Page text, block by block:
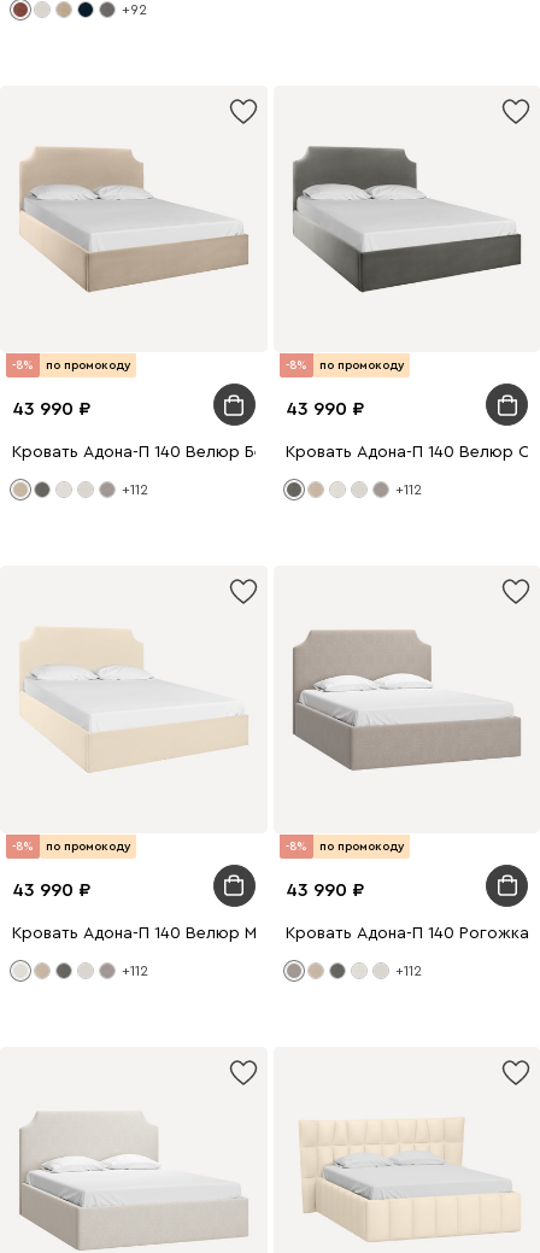
+92
-8% по промокоду
43 990
Кровать Адона-П 140 Велюр Бежевый
+112
-8% по промокоду
43 990
Кровать Адона-П 140 Велюр
+112
-8% по промокоду
43 990
Кровать Адона-П 140 Велюр Молочный
+112
-8% по промокоду
43 990
Кровать Адона-П 140 Рогожка
+112